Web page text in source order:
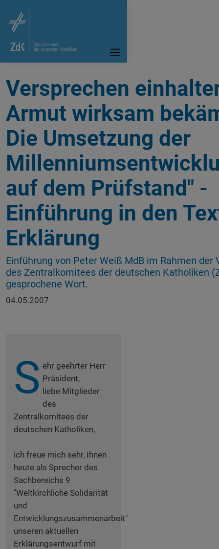
Versprechen
Armut wirksam
Die Umsetzung der
auf dem Prüfstand" -
Einführung in den
Erklärung
Einführung von Peter Weiß MdB im Rahmen der
des Zentralkomitees der deutschen Katholiken
gesprochene Wort.
04.05.2007
S ehr geehrter Herr
Präsident,
liebe Mitglieder
des
Zentralkomitees der
deutschen Katholiken,
ich freue mich sehr, Ihnen
heute als Sprecher des
Sachbereichs 9
"Weltkirchliche Solidarität
und
Entwicklungszusammenarbeit"
unseren aktuellen
Erklärungsentwurf mit